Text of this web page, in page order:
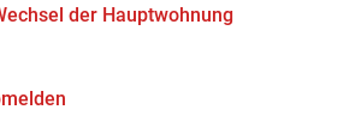
der Hauptwohnung